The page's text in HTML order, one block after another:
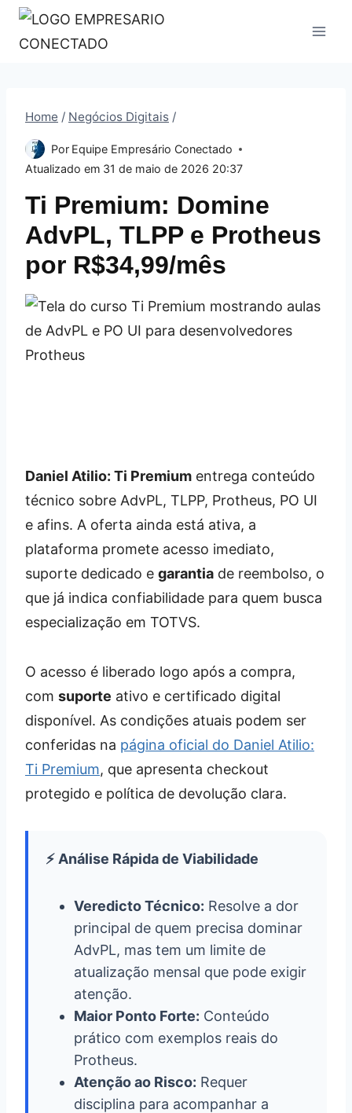
Pular
para
Home / Negócios Digitais /
Por Equipe Empresário Conectado
Atualizado em 31 de maio de 2026 20:37
Ti Premium: Domine
AdvPL, TLPP e Protheus
por R$34,99/mês
Daniel Atilio: Ti Premium entrega conteúdo
técnico sobre AdvPL, TLPP, Protheus, PO UI
e afins. A oferta ainda está ativa, a
plataforma promete acesso imediato,
suporte dedicado e garantia de reembolso, o
que já indica confiabilidade para quem busca
especialização em TOTVS.
O acesso é liberado logo após a compra,
com suporte ativo e certificado digital
disponível. As condições atuais podem ser
conferidas na página oficial do Daniel Atilio:
Ti Premium, que apresenta checkout
protegido e política de devolução clara.
⚡ Análise Rápida de Viabilidade
Veredicto Técnico: Resolve a dor
principal de quem precisa dominar
AdvPL, mas tem um limite de
atualização mensal que pode exigir
atenção.
Maior Ponto Forte: Conteúdo
prático com exemplos reais do
Protheus.
Atenção ao Risco: Requer
disciplina para acompanhar a